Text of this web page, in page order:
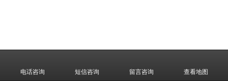
电话咨询 短信咨询 留言咨询 查看地图